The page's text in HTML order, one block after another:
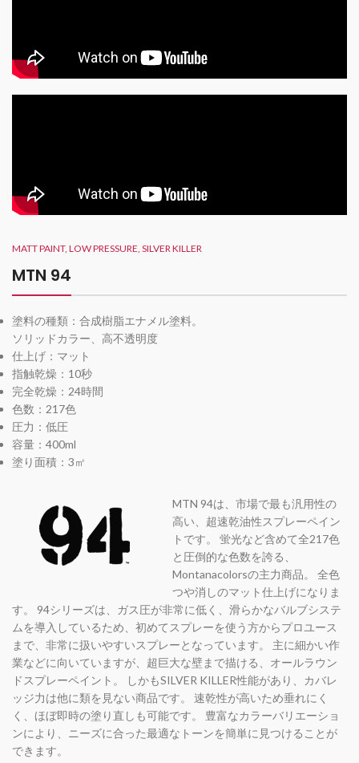
MATT PAINT, LOW PRESSURE, SILVER KILLER
MTN 94
塗料の種類：合成樹脂エナメル塗料。
ソリッドカラー、高不透明度
仕上げ：マット
指触乾燥：10秒
完全乾燥：24時間
色数：217色
圧力：低圧
容量：400ml
塗り面積：3㎡
MTN 94は、市場で最も汎用性の
高い、超速乾油性スプレーペイン
トです。 蛍光など含めて全217色
と圧倒的な色数を誇る、
Montanacolorsの主力商品。 全色
つや消しのマット仕上げになりま
す。 94シリーズは、ガス圧が非常に低く、滑らかなバルブシステ
ムを導入しているため、初めてスプレーを使う方からプロユース
まで、非常に扱いやすいスプレーとなっています。 主に細かい作
業などに向いていますが、超巨大な壁まで描ける、オールラウン
ドスプレーペイント。 しかもSILVER KILLER性能があり、カバレ
ッジ力は他に類を見ない商品です。 速乾性が高いため垂れにく
く、ほぼ即時の塗り直しも可能です。 豊富なカラーバリエーショ
ンにより、ニーズに合った最適なトーンを簡単に見つけることが
できます。